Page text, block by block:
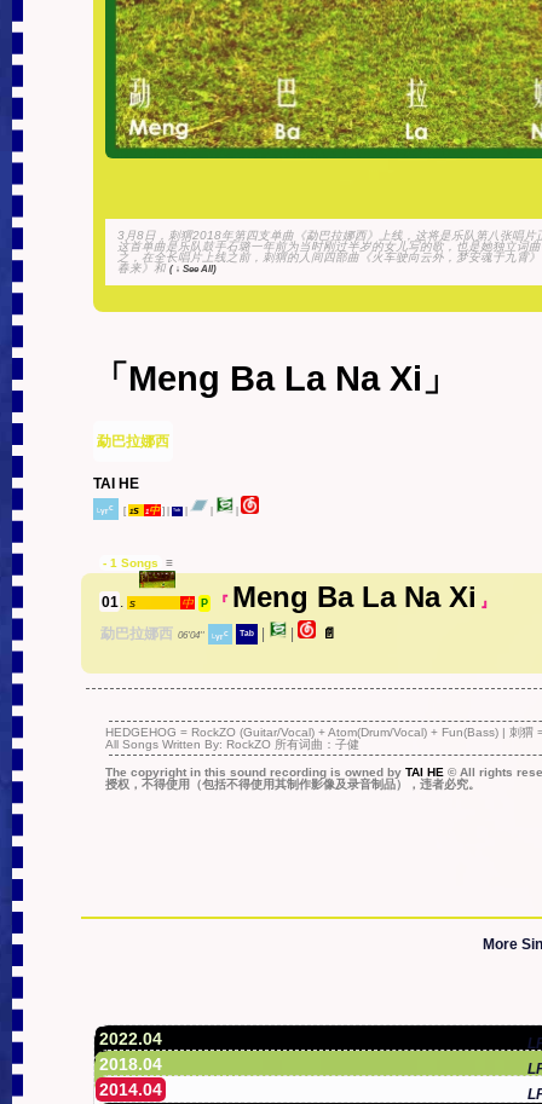
3月8日，刺猬2018年第四支单曲《勐巴拉娜西》上线，这将是乐队第八张唱片
这首单曲是乐队鼓手石璐一年前为当时刚过半岁的女儿写的歌，也是她独立词
之，在全长唱片上线之前，刺猬的人间四部曲《火车驶向云外，梦安魂于九霄
春来》和 ( ↓ See All)
「Meng Ba La Na Xi」
勐巴拉娜西
TAI HE
˪ᵧᵣᶜ [ 1s 1中 ] | ᵀᵃᵇ | | |
- 1 Songs ≡
01 .s 中 P 『 Meng Ba La Na Xi 』
勐巴拉娜西 06'04'' ˪ᵧᵣᶜ ᵀᵃᵇ | | 📄
HEDGEHOG = RockZO (Guitar/Vocal) + Atom(Drum/Vocal) + Fun(Bass) | 刺猬
All Songs Written By: RockZO 所有词曲：子健
The copyright in this sound recording is owned byTAI HE© All rights
授权，不得使用（包括不得使用其制作影像及录音制品），违者必究。
More
2022.04
2018.04
2014.04